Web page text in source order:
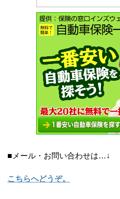
■メール・お問い合わせは…↓
こちらへどうぞ。